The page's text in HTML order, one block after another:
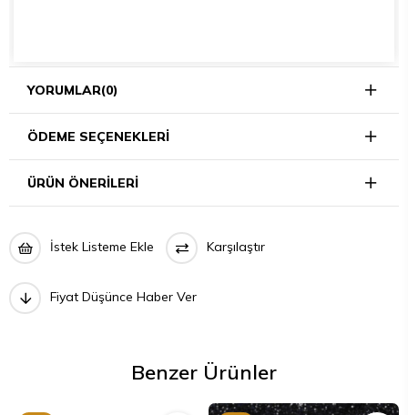
YORUMLAR(0)
ÖDEME SEÇENEKLERI
ÜRÜN ÖNERILERI
İstek Listeme Ekle Karşılaştır
Fiyat Düşünce Haber Ver
Benzer Ürünler